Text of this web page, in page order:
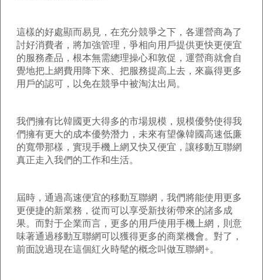
這樣的好處顯而易見，在充分競爭之下，各運營商為了
討好消費者，將加強管理，爭相向用戶提供更快更便宜
的服務產品，根本無需總理操心和敦促，運營商就會自
覺地把上網費用降下來、把服務提高上去，來贏得更多
用戶的認可，以免在競爭中被淘汰出局。
我們擁有比韓國更大得多的市場規模，規模優勢使得我
們擁有更大的成本優勢潛力，未來有望像韓國高速低廉
的寬帶那樣，實現手機上網又快又便宜，讓移動互聯網
真正走入我們的工作和生活。
屆時，通過高速便宜的移動互聯網，我們將能使用更多
更便捷的新業務，從而可以享受新技術帶來的諸多成
果。而對于企業而言，更多的用戶使用手機上網，則意
味著通過移動互聯網可以獲得更多的商業機會。對了，
前面說過現在這個紅火時髦的概念叫做互聯網+。